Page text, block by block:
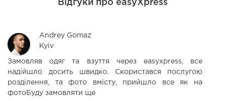
Відгуки про easyXpress
Andrey Gomaz
Kyiv
Замовляв одяг та взуття через easyxpress, все
надійшло досить швидко. Скористався послугою
розділення, та фото вмісту, прийшло все як на
фотоБуду замовляти ще